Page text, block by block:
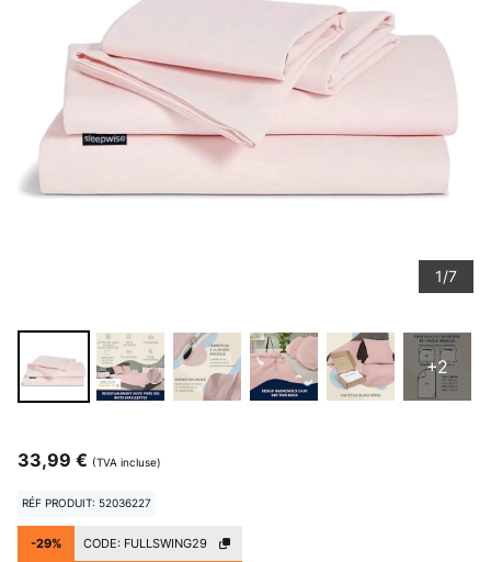
1/7
+2
33,99 € (TVA incluse)
RÉF PRODUIT: 52036227
-29% CODE: FULLSWING29